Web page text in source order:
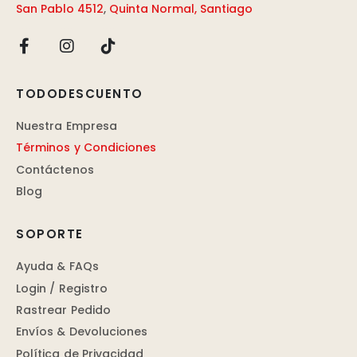
San Pablo 4512, Quinta Normal, Santiago
TODODESCUENTO
Nuestra Empresa
Términos y Condiciones
Contáctenos
Blog
SOPORTE
Ayuda & FAQs
Login / Registro
Rastrear Pedido
Envíos & Devoluciones
Política de Privacidad